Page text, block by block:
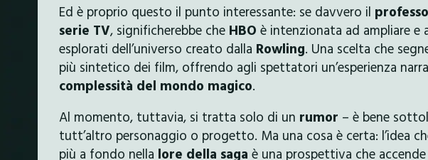
Ed è proprio questo il punto interessante: se davvero il
serie TV, significherebbe che HBO è intenzionata ad ampliare e
esplorati dell’universo creato dalla Rowling. Una scelta che
più sintetico dei film, offrendo agli spettatori un’esperienza
complessità del mondo magico.
Al momento, tuttavia, si tratta solo di un rumor – è bene
tutt’altro personaggio o progetto. Ma una cosa è certa: l’idea
più a fondo nella lore della saga è una prospettiva che